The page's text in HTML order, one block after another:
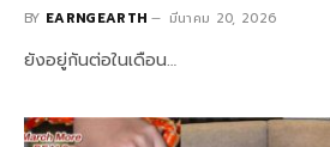
BY EARNGEARTH มีนาคม 20, 2026
ยังอยู่กันต่อในเดือน…